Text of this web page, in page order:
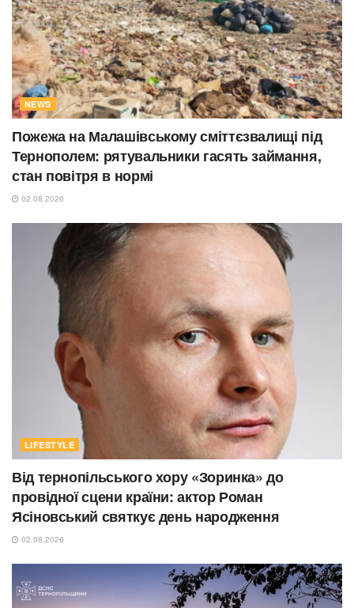
NEWS
Пожежа на Малашівському сміттєзвалищі під
Тернополем: рятувальники гасять займання,
стан повітря в нормі
02.08.2026
LIFESTYLE
Від тернопільського хору «Зоринка» до
провідної сцени країни: актор Роман
Ясіновський святкує день народження
02.08.2026